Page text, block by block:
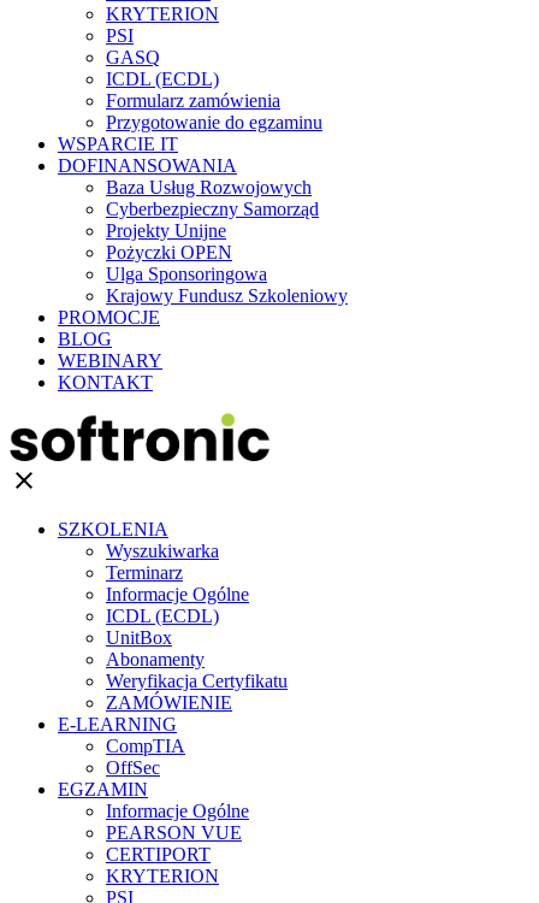
KRYTERION
PSI
GASQ
ICDL (ECDL)
Formularz zamówienia
Przygotowanie do egzaminu
WSPARCIE IT
DOFINANSOWANIA
Baza Usług Rozwojowych
Cyberbezpieczny Samorząd
Projekty Unijne
Pożyczki OPEN
Ulga Sponsoringowa
Krajowy Fundusz Szkoleniowy
PROMOCJE
BLOG
WEBINARY
KONTAKT
clear
SZKOLENIA
Wyszukiwarka
Terminarz
Informacje Ogólne
ICDL (ECDL)
UnitBox
Abonamenty
Weryfikacja Certyfikatu
ZAMÓWIENIE
E-LEARNING
CompTIA
OffSec
EGZAMIN
Informacje Ogólne
PEARSON VUE
CERTIPORT
KRYTERION
PSI